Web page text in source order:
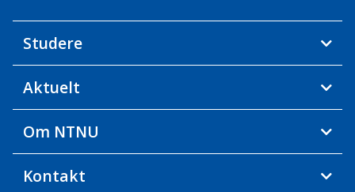
Studere
Aktuelt
Om NTNU
Kontakt